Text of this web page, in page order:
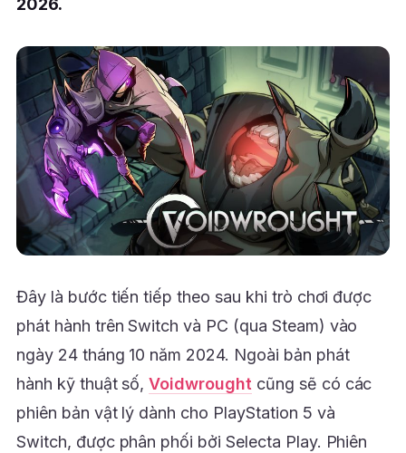
2026.
Đây là bước tiến tiếp theo sau khi trò chơi được
phát hành trên Switch và PC (qua Steam) vào
ngày 24 tháng 10 năm 2024. Ngoài bản phát
hành kỹ thuật số,Voidwroughtcũng sẽ có các
phiên bản vật lý dành cho PlayStation 5 và
Switch, được phân phối bởi Selecta Play. Phiên